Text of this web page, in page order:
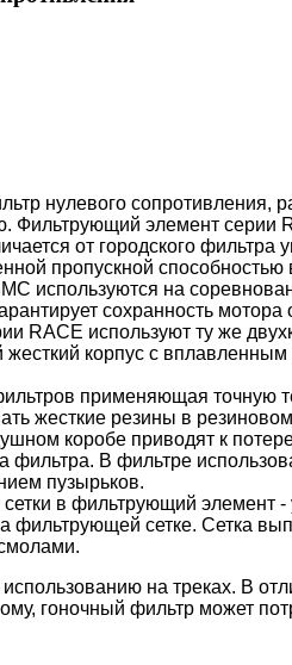
нулевого сопротивления,
Фильтрующий элемент серии
от городского
пропускной способностью
используются на
сохранность
RACE используют ту же
корпус с
применяющая точную
жесткие резины в
коробе приводят к
фильтра. В фильтре
пузырьков.
в фильтрующий элемент
фильтрующей сетке. Сетка
на треках. В
гоночный фильтр может